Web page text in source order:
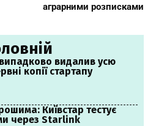
аграрними розписками
видалив усю
копії стартапу
Київстар тестує
через Starlink